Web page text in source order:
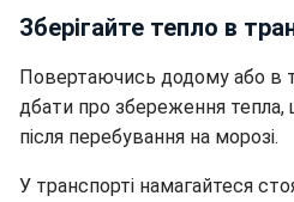
Зберігайте тепло в
Повертаючись додому або в
дбати про збереження
після перебування на морозі.
У транспорті намагайтеся